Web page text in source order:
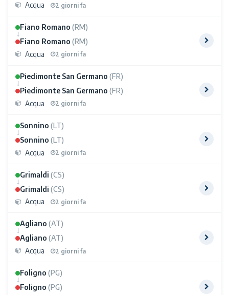
Acqua
2 giorni fa
Fiano Romano (RM)
Fiano Romano (RM)
Acqua
2 giorni fa
Piedimonte San Germano (FR)
Piedimonte San Germano (FR)
Acqua
2 giorni fa
Sonnino (LT)
Sonnino (LT)
Acqua
2 giorni fa
Grimaldi (CS)
Grimaldi (CS)
Acqua
2 giorni fa
Agliano (AT)
Agliano (AT)
Acqua
2 giorni fa
Foligno (PG)
Foligno (PG)